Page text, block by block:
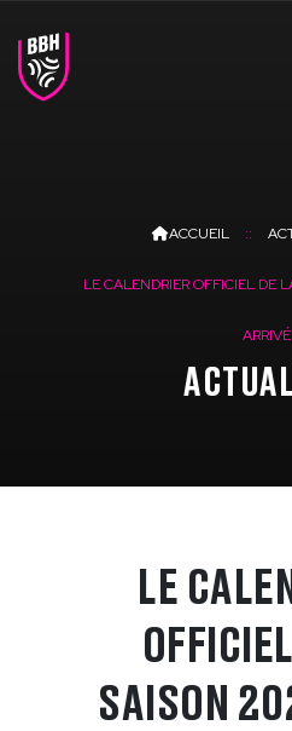
ACCUEIL
LE CALENDRIER OFFICIEL DE
LE
SAISON